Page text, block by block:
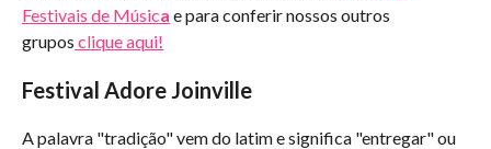
Festivais de Música e para conferir nossos outros
grupos clique aqui!
Festival Adore Joinville
A palavra "tradição" vem do latim e significa "entregar" ou